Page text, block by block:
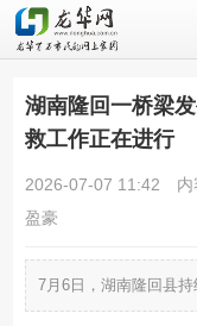
湖南隆回一桥梁
救工作正在进行
2026-07-07 11:42
盈豪
7月6日，湖南隆回县持